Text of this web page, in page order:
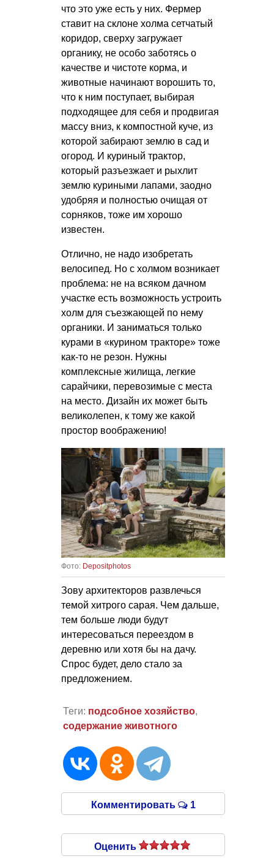
что это уже есть у них. Фермер
ставит на склоне холма сетчатый
коридор, сверху загружает
органику, не особо заботясь о
качестве и чистоте корма, и
животные начинают ворошить то,
что к ним поступает, выбирая
подходящее для себя и продвигая
массу вниз, к компостной куче, из
которой забирают землю в сад и
огород. И куриный трактор,
который разъезжает и рыхлит
землю куриными лапами, заодно
удобряя и полностью очищая от
сорняков, тоже им хорошо
известен.
Отлично, не надо изобретать
велосипед. Но с холмом возникает
проблема: не на всяком дачном
участке есть возможность устроить
холм для съезжающей по нему
органики. И заниматься только
курами в «курином тракторе» тоже
как-то не резон. Нужны
комплексные жилища, легкие
сарайчики, перевозимые с места
на место. Дизайн их может быть
великолепен, к тому же какой
простор воображению!
Фото: Depositphotos
Зову архитекторов развлечься
темой хитрого сарая. Чем дальше,
тем больше люди будут
интересоваться переездом в
деревню или хотя бы на дачу.
Спрос будет, дело стало за
предложением.
Теги: подсобное хозяйство,
содержание животного
Комментировать 1
Оценить